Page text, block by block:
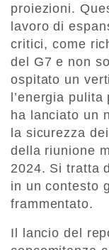
proiezioni.
lavoro di
critici, come
del G7 e non
ospitato un
l’energia
ha lanciato un
la sicurezza
della riunione
2024. Si tratta
in un contesto
frammentato.
Il lancio del